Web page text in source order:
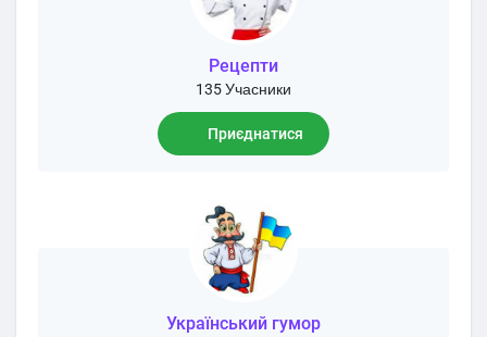
Рецепти
135 Учасники
Приєднатися
Український гумор